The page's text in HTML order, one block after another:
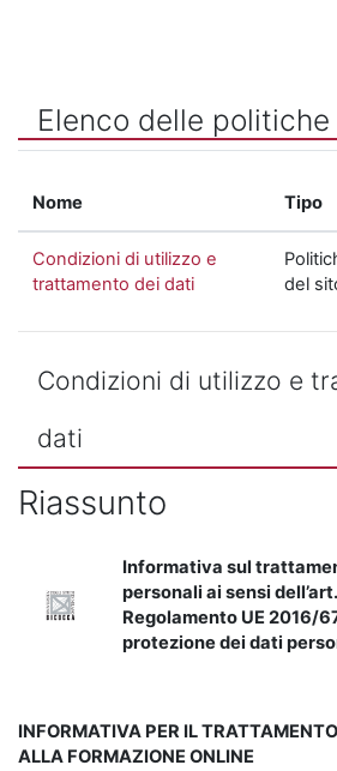
Elenco delle
Nome Tipo
Condizioni di utilizzo e
trattamento dei dati
del
Condizioni di utilizzo e
dati
Riassunto
Informativa sul
personali ai sensi
Regolamento UE 2016/
protezione dei dati
INFORMATIVA PER IL
ALLA FORMAZIONE ONLINE